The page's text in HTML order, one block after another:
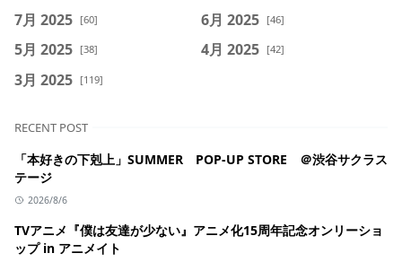
7月 2025 [60] 6月 2025 [46]
5月 2025 [38] 4月 2025 [42]
3月 2025 [119]
RECENT POST
「本好きの下剋上」SUMMER POP-UP STORE ＠渋谷サクラス
テージ
2026/8/6
TVアニメ『僕は友達が少ない』アニメ化15周年記念オンリーショ
ップ in アニメイト